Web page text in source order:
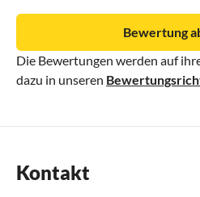
Die Bewertungen werden auf
dazu in unseren
Bewertung
Kontakt